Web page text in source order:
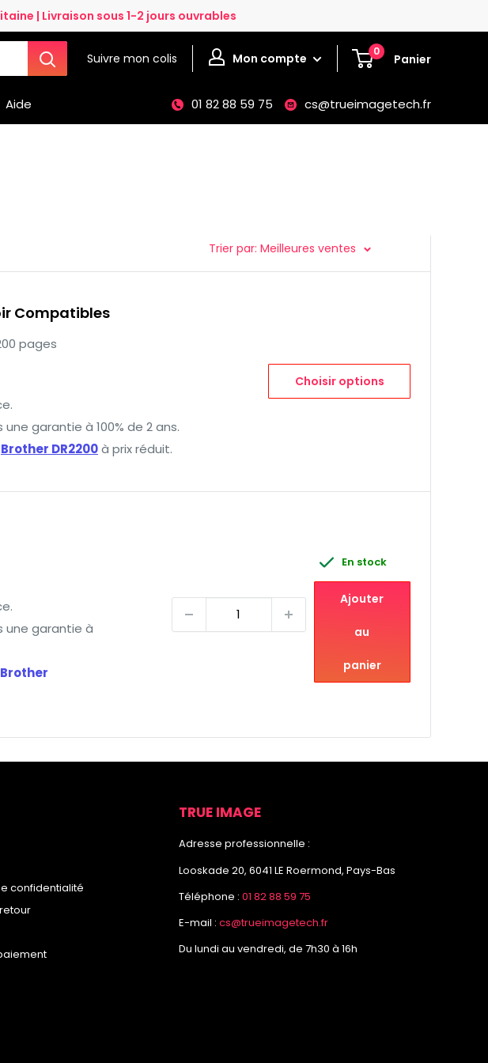
| Livraison sous 1-2 jours ouvrables
Suivre mon colis Mon compte 0 Panier
Aide 01 82 88 59 75
cs@trueimagetech.fr
Trier par: Meilleures ventes
Compatibles
pages
garantie à 100% de 2 ans.
Brother DR2200à prix réduit.
Choisir options
une garantie à
Brother
En stock
Ajouter
au
panier
confidentialité
TRUE IMAGE
Adresse professionnelle :
Looskade 20, 6041 LE Roermond, Pays-Bas
Téléphone : 01 82 88 59 75
E-mail : cs@trueimagetech.fr
Du lundi au vendredi, de 7h30 à 16h